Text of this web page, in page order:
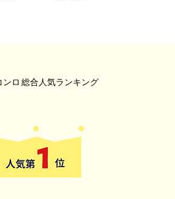
総合人気ランキング
ンロ